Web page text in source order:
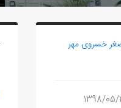
خسروی مهر
1398/